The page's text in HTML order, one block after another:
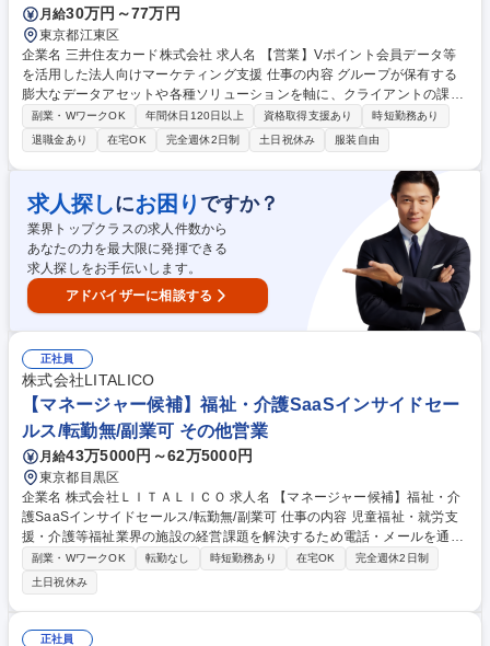
月給30万円～77万円
東京都江東区
企業名 三井住友カード株式会社 求人名 【営業】Vポイント会員データ等
を活用した法人向けマーケティング支援 仕事の内容 グループが保有する
膨大なデータアセットや各種ソリューションを軸に、クライアントの課題
解決と事業成長に貢献することがミッションです。日用消費財メーカーや
小売企業等を担当し、営業・企画活動全般をリード。 ■Vポイントや決済
データを活用した販促・マーケティング施策の企画提案 ■社内の各専門ス
タッフと協業したデータ分析および顧客課題の解決支援 ■担当案件におけ
るスケジュール・予算・KPI管理など総合プロデュース ■クーポンやデジ
タル広告等を複合的に組み合わせた効果的なソリューション提供 募集職種
【営業】Vポイント会員データ等を活用した法人向けマーケティング支援
副業・WワークOK 年間休日120日以上 資格取得支援あり
時短勤務あり
退職金あり
在宅OK 完全週休2日制 土日祝休み 服装自由
求人探しにお困り ですか？
業界トップクラスの求人件数から
あなたの力を最大限に発揮できる
求人探しをお手伝いします。
アドバイザーに相談する
正社員
株式会社LITALICO
【マネージャー候補】福祉・介護SaaSインサイドセー
ルス/転勤無/副業可 その他営業
月給43万5000円～62万5000円
東京都目黒区
企業名 株式会社ＬＩＴＡＬＩＣＯ 求人名 【マネージャー候補】福祉・介
護SaaSインサイドセールス/転勤無/副業可 仕事の内容 児童福祉・就労支
援・介護等福祉業界の施設の経営課題を解決するため電話・メールを通じ
て自社開発のソフトやメディア提案をお任せ。実績やキャリアのご志向に
あわせて、早ければ入社半年で管理職も実現可能。 【詳細】■興味を持っ
ていただいた施設へお電話やメールでアプローチして商談の機会を作りま
す。■コンタクト終了した顧客に対し再度有効化するためのリサイクルプ
ロセス・商談機会の創出■個々の施設の困りごとを丁寧に聞き、最適なIT
副業・WワークOK 転勤なし 時短勤務あり 在宅OK
完全週休2日制
土日祝休み
正社員